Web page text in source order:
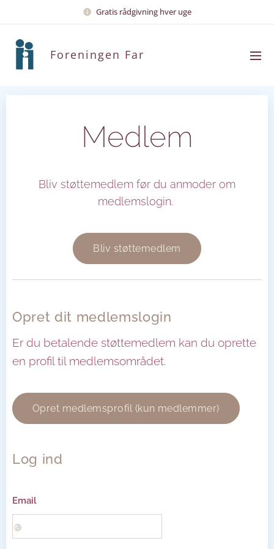
Gratis rådgivning hver uge
Foreningen Far
Medlem
Bliv støttemedlem før du anmoder om
medlemslogin.
Bliv støttemedlem
Opret dit medlemslogin
Er du betalende støttemedlem kan du oprette
en profil til medlemsområdet.
Opret medlemsprofil (kun medlemmer)
Log ind
Email